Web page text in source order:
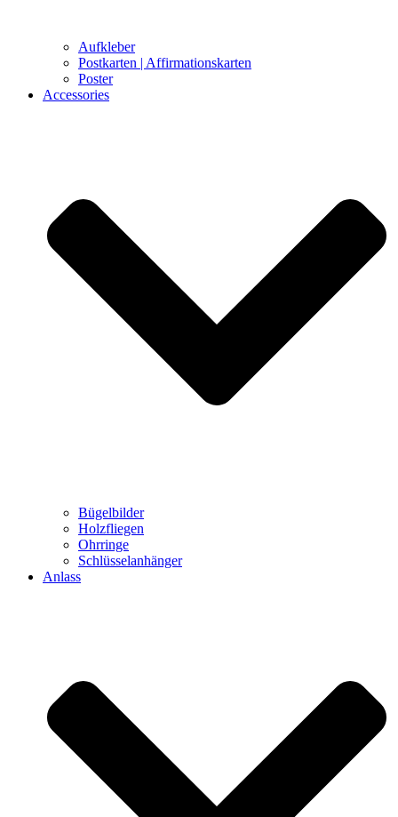
Aufkleber
Postkarten | Affirmationskarten
Poster
Accessories
Bügelbilder
Holzfliegen
Ohrringe
Schlüsselanhänger
Anlass